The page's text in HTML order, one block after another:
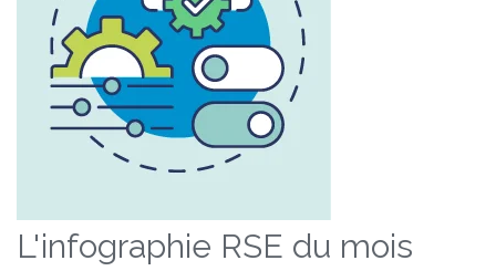
L'infographie RSE du mois